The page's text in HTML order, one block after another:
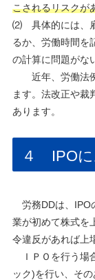
こされるリスクが
⑵ 具体的には、雇
るか、労働時間を
の計算に問題がな
近年、労働法例
ます。法改正や裁
あります。
４ IPOに
労務DDは、IPO
業が初めて株式を
令違反があれば上
ＩＰＯを行う場
ック)を行い、そ